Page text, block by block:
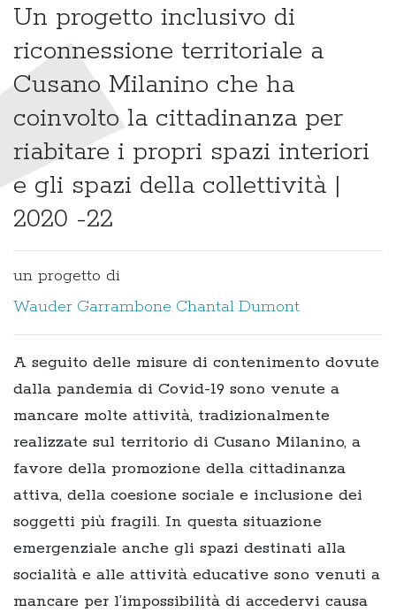
Un progetto inclusivo di
riconnessione territoriale a
Cusano Milanino che ha
coinvolto la cittadinanza per
riabitare i propri spazi interiori
e gli spazi della collettività |
2020 -22
un progetto di
Wauder Garrambone Chantal Dumont
A seguito delle misure di contenimento dovute
dalla pandemia di Covid-19 sono venute a
mancare molte attività, tradizionalmente
realizzate sul territorio di Cusano Milanino, a
favore della promozione della cittadinanza
attiva, della coesione sociale e inclusione dei
soggetti più fragili. In questa situazione
emergenziale anche gli spazi destinati alla
socialità e alle attività educative sono venuti a
mancare per l’impossibilità di accedervi causa